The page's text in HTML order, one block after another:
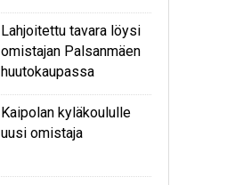
Lahjoitettu tavara löysi
omistajan Palsanmäen
huutokaupassa
Kaipolan kyläkoululle
uusi omistaja